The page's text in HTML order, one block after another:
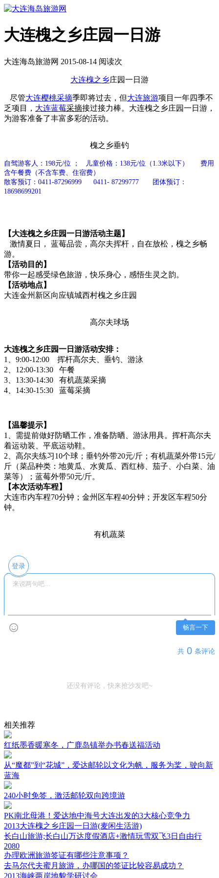
大连槐之乡庄园一日游
大连海岛旅游网 2015-08-14 阅读次
大连槐之乡庄园一日游
尽管大连樱桃采摘季即将过去，但大连旅游项目一年四季不
乏项目， 大连蓝莓采摘接过接力棒。大连槐之乡庄园一日游，
为游客准备了丰富多彩的活动。
槐之乡垂钓
自驾游客人：198元/位 ； 儿童价格：138元/位（1.3米以下） 费用
含午餐费（不含车费、住宿费）
散客预订：0411-87296999 0411- 87299777 团体预订：
18698699201
【大连槐之乡庄园一日游活动主题】
激情夏日， 蓝莓品尝，高尔夫挥杆，自在放松，槐之乡畅
游。
【活动目的】
带你一起感受绿色旅游，快乐身心，感悟生灵之韵。
【活动地点】
大连金州新区向应镇城西村槐之乡庄园
高尔夫球场
大连槐之乡庄园一日游活动安排：
1、9:00-12:00 挥杆高尔夫、垂钓、游泳
2、12:00-13:30 午餐
3、13:30-14:30 有机蔬菜采摘
4、14:30-15:30 蓝莓采摘
【温馨提示】
1、需提前做好防晒工作，准备防晒、游泳用具。挥杆高尔夫
着运动装、平底运动鞋。
2、高尔夫练习10个球；垂钓外带20元/斤；有机蔬菜外带15元/
斤（菜品种类：地黄瓜、水黄瓜、西红柿、茄子、小白菜、油
菜等）；蓝莓外带50元/斤。
【本次活动车程】
大连市内车程70分钟；金州区车程40分钟；开发区车程50分
钟。
有机蔬菜
登录
畅言一下
共 0 条评论
还没有评论，快来抢沙发吧~
相关推荐
红纸墨香暖寒冬，广鹿岛镇举办书春送福活动
从“魔都”到“花城”，爱达邮轮以文化为帆，服务为桨，驶向新
蓝海
240小时免签，激活邮轮双向跨境游
PK南北母港！爱达地中海号大连出发的3大核心竞争力
2013大连槐之乡庄园一日游(麦闲生活游)
长白山旅游;长白山万达度假酒店+激情玩雪双飞3日自由行
2080
办理欧洲旅游签证有哪些注意事项？
去马尔代夫蜜月旅游，办哪国的签证比较容易成功？
2013海峡两岸地貌学研讨会